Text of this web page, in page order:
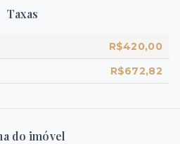
Taxas
R$420,00
R$672,82
do imóvel